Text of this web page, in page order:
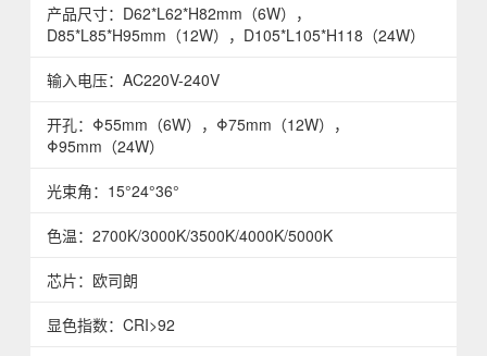
产品尺寸：D62*L62*H82mm（6W），
D85*L85*H95mm（12W），D105*L105*H118（24W）
输入电压：AC220V-240V
开孔：Φ55mm（6W），Φ75mm（12W），
Φ95mm（24W）
光束角：15°24°36°
色温：2700K/3000K/3500K/4000K/5000K
芯片：欧司朗
显色指数：CRI>92